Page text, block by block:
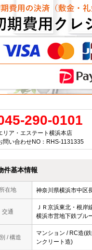
290-0101
リア・エステート横浜本店
問い合わせNO：RHS-1131335
件基本情報
所在地 神奈川県横浜市中
交通
ＪＲ京浜東北・根岸
横浜市営地下鉄ブ
/ 構造
マンション / RC造(鉄
ンクリート造)